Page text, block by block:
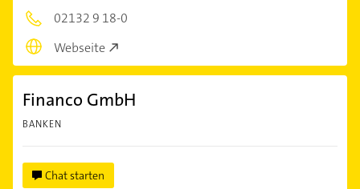
02132 9 18-0
Webseite
Financo GmbH
BANKEN
Chat starten